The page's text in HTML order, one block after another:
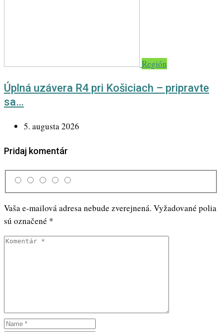
Región
Úplná uzávera R4 pri Košiciach – pripravte
sa…
5. augusta 2026
Pridaj komentár
Vaša e-mailová adresa nebude zverejnená. Vyžadované polia
sú označené *